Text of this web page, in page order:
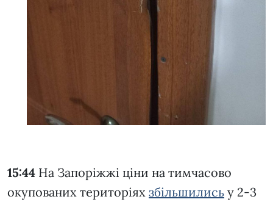
15:44 На Запоріжжі ціни на тимчасово
окупованих територіях збільшились у 2-3